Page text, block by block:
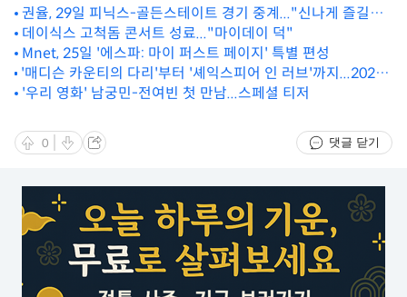
권율, 29일 피닉스-골든스테이트 경기 중계..."신나게 즐길
것"
데이식스 고척돔 콘서트 성료..."마이데이 덕"
Mnet, 25일 '에스파: 마이 퍼스트 페이지' 특별 편성
'매디슨 카운티의 다리'부터 '셰익스피어 인 러브'까지...2025
쇼노트 라인업
'우리 영화' 남궁민-전여빈 첫 만남...스페셜 티저
0 댓글 닫기